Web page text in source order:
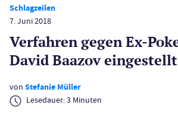
Schlagzeilen
7. Juni 2018
Verfahren gegen Ex-
David Baazov eingestellt
von Stefanie Müller
Lesedauer:3 Minuten